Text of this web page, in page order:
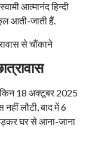
आत्मानंद हिन्दी
आती-जाती हैं.
18 अक्टूबर 2025
लौटी, बाद में 6
घर से आना-जाना